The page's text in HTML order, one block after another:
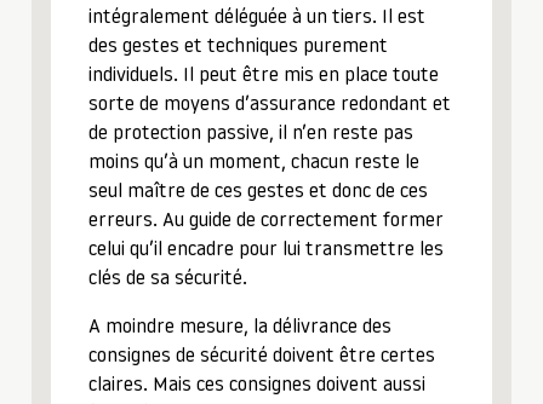
intégralement déléguée à un tiers. Il est
des gestes et techniques purement
individuels. Il peut être mis en place toute
sorte de moyens d’assurance redondant et
de protection passive, il n’en reste pas
moins qu’à un moment, chacun reste le
seul maître de ces gestes et donc de ces
erreurs. Au guide de correctement former
celui qu’il encadre pour lui transmettre les
clés de sa sécurité.
A moindre mesure, la délivrance des
consignes de sécurité doivent être certes
claires. Mais ces consignes doivent aussi